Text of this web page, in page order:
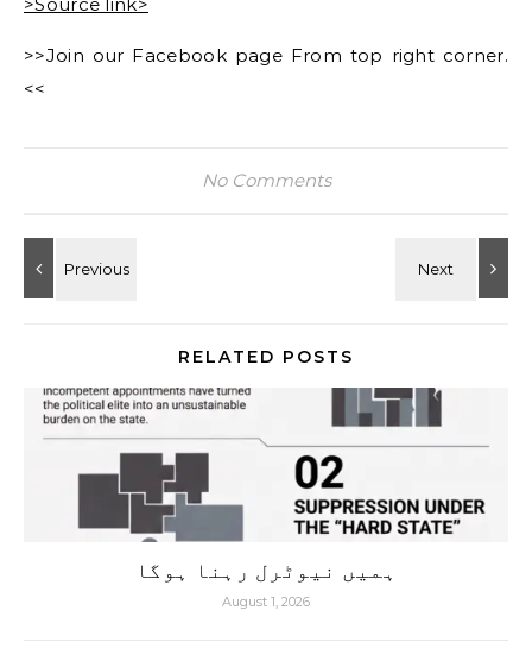
>>Join our Facebook page From top right corner.
<<
No Comments
RELATED POSTS
ہمیں نیوٹرل رہنا ہوگا
August 1, 2026